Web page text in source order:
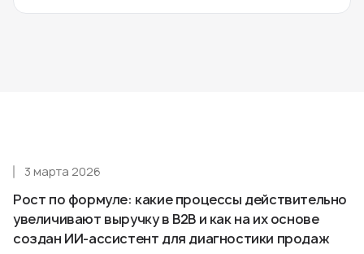
Рост по формуле: какие процессы действительно
увеличивают выручку в B2B и как на их основе
создан ИИ-ассистент для диагностики продаж
3 марта 2026